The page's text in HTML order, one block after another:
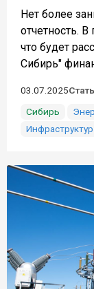
Нет более
отчетность.
что будет
Сибирь"
03.07.2025
Сибирь